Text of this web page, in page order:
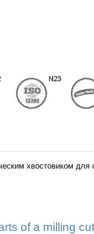
хвостовиком
of a milling